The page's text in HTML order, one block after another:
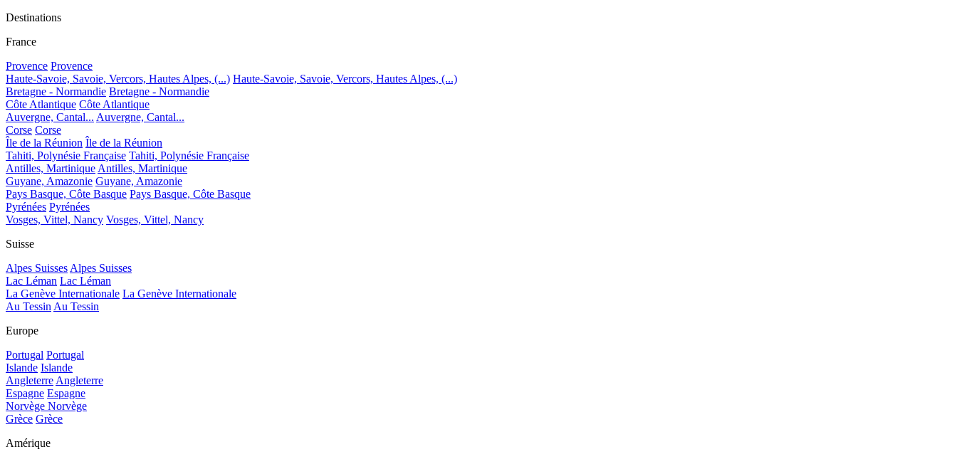
Destinations
France
Provence Provence
Haute-Savoie, Savoie, Vercors, Hautes Alpes, (...) Haute-Savoie, Savoie, Vercors, Hautes Alpes, (...)
Bretagne - Normandie Bretagne - Normandie
Côte Atlantique Côte Atlantique
Auvergne, Cantal... Auvergne, Cantal...
Corse Corse
Île de la Réunion Île de la Réunion
Tahiti, Polynésie Française Tahiti, Polynésie Française
Antilles, Martinique Antilles, Martinique
Guyane, Amazonie Guyane, Amazonie
Pays Basque, Côte Basque Pays Basque, Côte Basque
Pyrénées Pyrénées
Vosges, Vittel, Nancy Vosges, Vittel, Nancy
Suisse
Alpes Suisses Alpes Suisses
Lac Léman Lac Léman
La Genève Internationale La Genève Internationale
Au Tessin Au Tessin
Europe
Portugal Portugal
Islande Islande
Angleterre Angleterre
Espagne Espagne
Norvège Norvège
Grèce Grèce
Amérique